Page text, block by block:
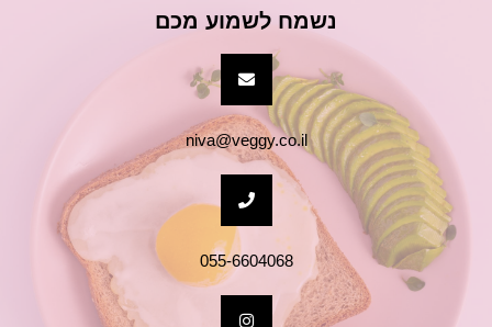
נשמח לשמוע מכם
niva@veggy.co.il
055-6604068